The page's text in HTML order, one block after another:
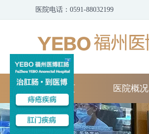
医院电话：0591-88032199
首页 医院概况